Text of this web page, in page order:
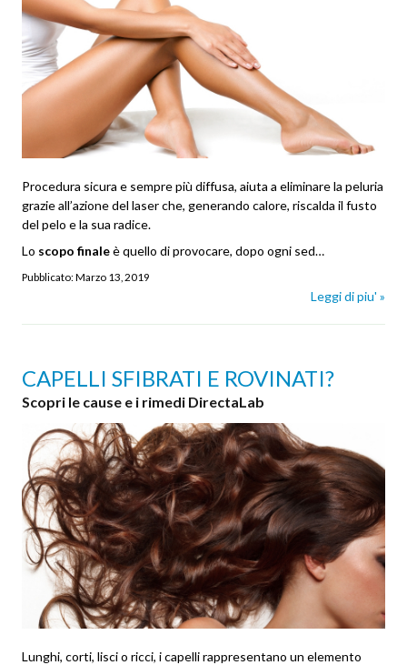
Procedura sicura e sempre più diffusa, aiuta a eliminare la peluria
grazie all’azione del laser che, generando calore, riscalda il fusto
del pelo e la sua radice.
Lo scopo finaleè quello di provocare, dopo ogni sed…
Pubblicato:Marzo 13, 2019
Leggi di piu' »
CAPELLI SFIBRATI E ROVINATI?
Scopri le cause e i rimedi DirectaLab
Lunghi, corti, lisci o ricci, i capelli rappresentano un elemento